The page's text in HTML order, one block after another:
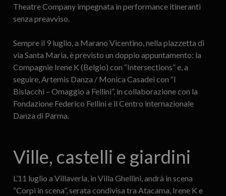
Theatre Company impegnata in performance itineranti
senza preavviso.
Sempre il 9 luglio, a Marano Vicentino, nella piazzetta di
via Santa Maria, è previsto un doppio appuntamento: la
Compagnie Irene K (Belgio) con “Intersections” e, a
seguire, Artemis Danza / Monica Casadei con “I
Bislacchi – Omaggio a Fellini”, in collaborazione con la
Fondazione Federico Fellini e il Centro internazionale
Danza di Parma.
Ville, castelli e giardini
L’11 luglio a Villaverla, in Villa Ghellini, andrà in scena
“Corpi in scena”, serata condivisa tra Atacama, Irene K e